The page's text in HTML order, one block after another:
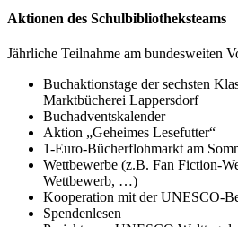
Aktionen des Schulbibliotheksteams
Jährliche Teilnahme am bundesweiten
Buchaktionstage der sechsten
Marktbücherei Lappersdorf
Buchadventskalender
Aktion „Geheimes Lesefutter“
1-Euro-Bücherflohmarkt am
Wettbewerbe (z.B. Fan Fiction-
Wettbewerb, …)
Kooperation mit der UNESCO-
Spendenlesen